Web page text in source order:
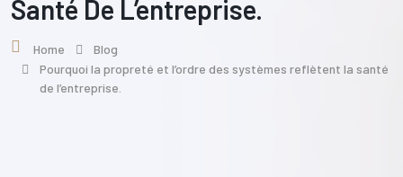
Santé De L’entreprise.
Home
Blog
Pourquoi la propreté et l’ordre des systèmes reflètent la santé
de l’entreprise.